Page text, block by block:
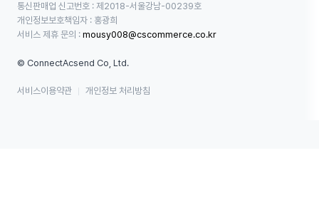
통신판매업 신고번호 : 제2018-서울강남-00239호
개인정보보호책임자 : 홍광희
서비스 제휴 문의 : mousy008@cscommerce.co.kr
© ConnectAcsend Co, Ltd.
서비스이용약관 개인정보 처리방침